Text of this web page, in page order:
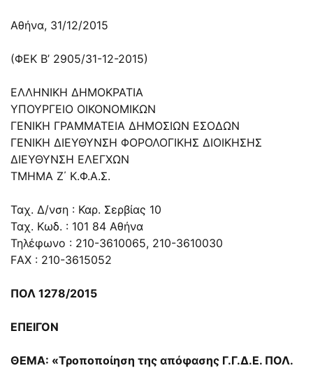
Αθήνα, 31/12/2015
(ΦΕΚ Β’ 2905/31-12-2015)
ΕΛΛΗΝΙΚΗ ΔΗΜΟΚΡΑΤΙΑ
ΥΠΟΥΡΓΕΙΟ ΟΙΚΟΝΟΜΙΚΩΝ
ΓΕΝΙΚΗ ΓΡΑΜΜΑΤΕΙΑ ΔΗΜΟΣΙΩΝ ΕΣΟΔΩΝ
ΓΕΝΙΚΗ ΔΙΕΥΘΥΝΣΗ ΦΟΡΟΛΟΓΙΚΗΣ ΔΙΟΙΚΗΣΗΣ
ΔΙΕΥΘΥΝΣΗ ΕΛΕΓΧΩΝ
ΤΜΗΜΑ Ζ΄ Κ.Φ.Α.Σ.
Ταχ. Δ/νση : Καρ. Σερβίας 10
Ταχ. Κωδ. : 101 84 Αθήνα
Τηλέφωνο : 210-3610065, 210-3610030
FΑΧ : 210-3615052
ΠΟΛ 1278/2015
ΕΠΕΙΓΟΝ
ΘEMA: «Τροποποίηση της απόφασης Γ.Γ.Δ.Ε. ΠΟΛ.